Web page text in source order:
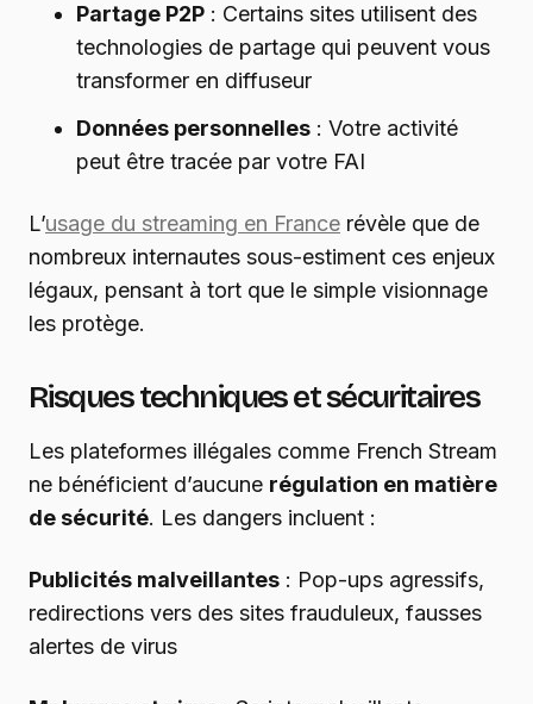
Partage P2P : Certains sites utilisent des
technologies de partage qui peuvent vous
transformer en diffuseur
Données personnelles : Votre activité
peut être tracée par votre FAI
L’usage du streaming en France révèle que de
nombreux internautes sous-estiment ces enjeux
légaux, pensant à tort que le simple visionnage
les protège.
Risques techniques et sécuritaires
Les plateformes illégales comme French Stream
ne bénéficient d’aucune régulation en matière
de sécurité. Les dangers incluent :
Publicités malveillantes : Pop-ups agressifs,
redirections vers des sites frauduleux, fausses
alertes de virus